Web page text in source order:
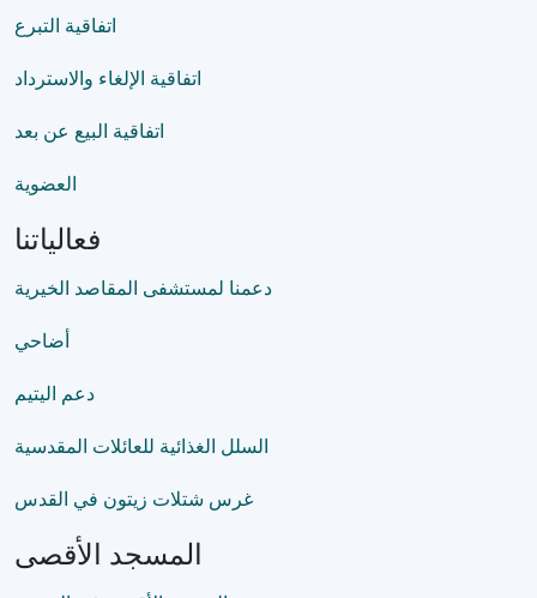
اتفاقية التبرع
اتفاقية الإلغاء والاسترداد
اتفاقية البيع عن بعد
العضوية
فعالياتنا
دعمنا لمستشفى المقاصد الخيرية
أضاحي
دعم اليتيم
السلل الغذائية للعائلات المقدسية
غرس شتلات زيتون في القدس
المسجد الأقصى